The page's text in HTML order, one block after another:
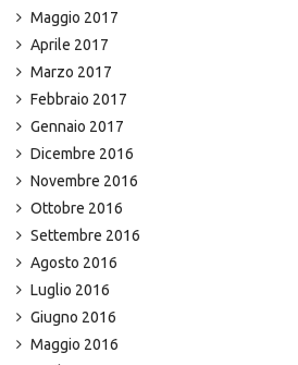
Maggio 2017
Aprile 2017
Marzo 2017
Febbraio 2017
Gennaio 2017
Dicembre 2016
Novembre 2016
Ottobre 2016
Settembre 2016
Agosto 2016
Luglio 2016
Giugno 2016
Maggio 2016